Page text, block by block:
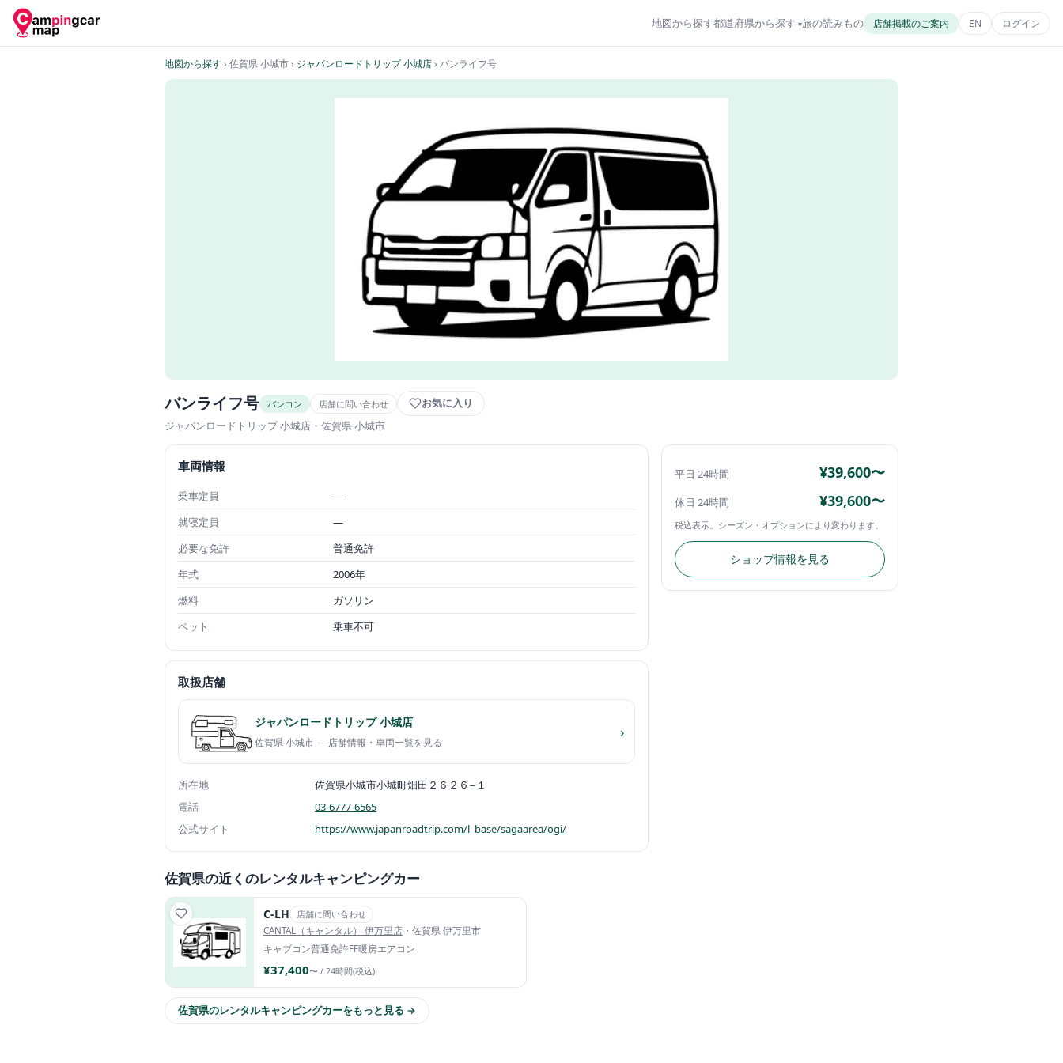
地図から探す都道府県から探す 旅の読みもの 店舗掲載のご案内 EN ログイン
地図から探す› 佐賀県 小城市› ジャパンロードトリップ 小城店› バンライフ号
バンライフ号 バンコン 店舗に問い合わせ お気に入り
ジャパンロードトリップ 小城店 ・佐賀県 小城市
車両情報
乗車定員
—
就寝定員
—
必要な免許
普通免許
年式
2006年
燃料
ガソリン
ペット
乗車不可
取扱店舗
ジャパンロードトリップ 小城店
佐賀県 小城市 — 店舗情報・車両一覧を見る
›
所在地
佐賀県小城市小城町畑田２６２６−１
電話
03-6777-6565
公式サイト
https://www.japanroadtrip.com/l_base/sagaarea/ogi/
平日 24時間 ¥39,600〜
休日 24時間 ¥39,600〜
税込表示。シーズン・オプションにより変わります。
ショップ情報を見る
佐賀県の近くのレンタルキャンピングカー
C-LH 店舗に問い合わせ
CANTAL（キャンタル） 伊万里店 ・佐賀県 伊万里市
キャブコン普通免許FF暖房エアコン
¥37,400〜 / 24時間(税込)
佐賀県のレンタルキャンピングカーをもっと見る →